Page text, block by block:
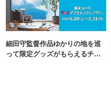
細田守監督作品ゆかりの地を巡
って限定グッズがもらえるチャ